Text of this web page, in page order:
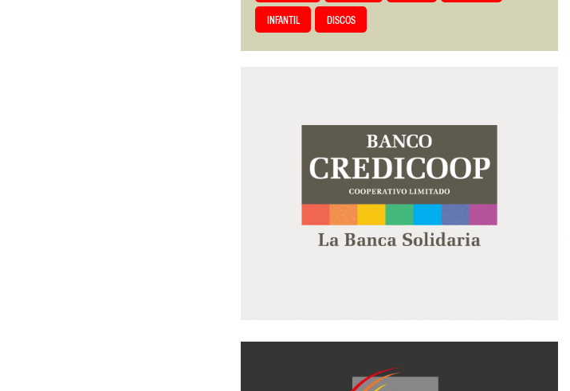
INFANTIL DISCOS